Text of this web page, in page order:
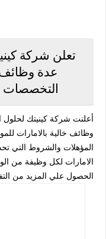
تعلن شركة
عدة
التخصصات
أعلنت شركة كينيتك
وظائف خالية بالامارات
المؤهلات والشروط التي
الامارات لكل وظيفة من
الحصول علي المزيد من